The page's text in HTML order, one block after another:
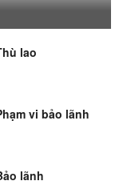
lao
vi bảo lãnh
lãnh